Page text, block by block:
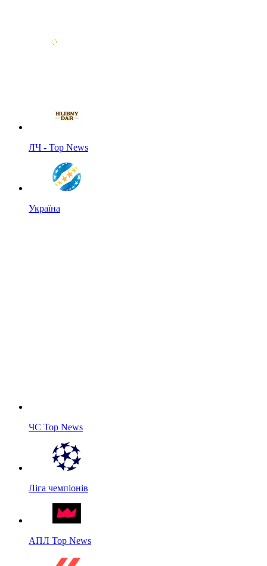
ЛЧ - Top News
Україна
ЧС Top News
Ліга чемпіонів
АПЛ Top News